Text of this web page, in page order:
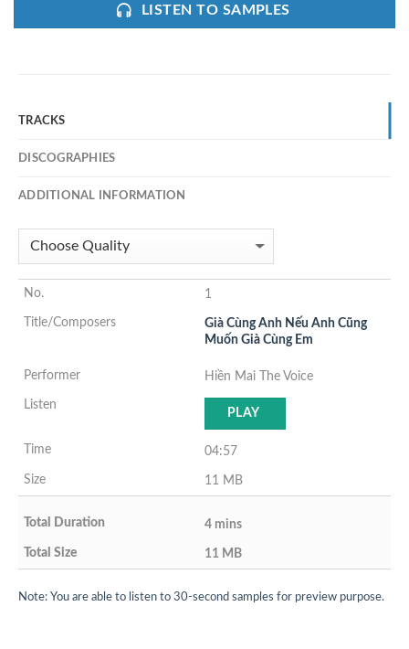
LISTEN TO SAMPLES
TRACKS
DISCOGRAPHIES
ADDITIONAL INFORMATION
1
Già Cùng Anh Nếu Anh Cũng
Muốn Già Cùng Em
Hiền Mai The Voice
PLAY
04:57
11 MB
4 mins
11 MB
Note: You are able to listen to 30-second samples for preview purpose.